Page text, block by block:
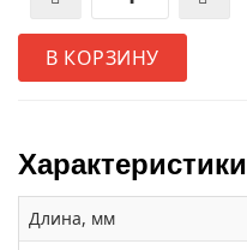
В КОРЗИНУ
Характеристики
Длина, мм